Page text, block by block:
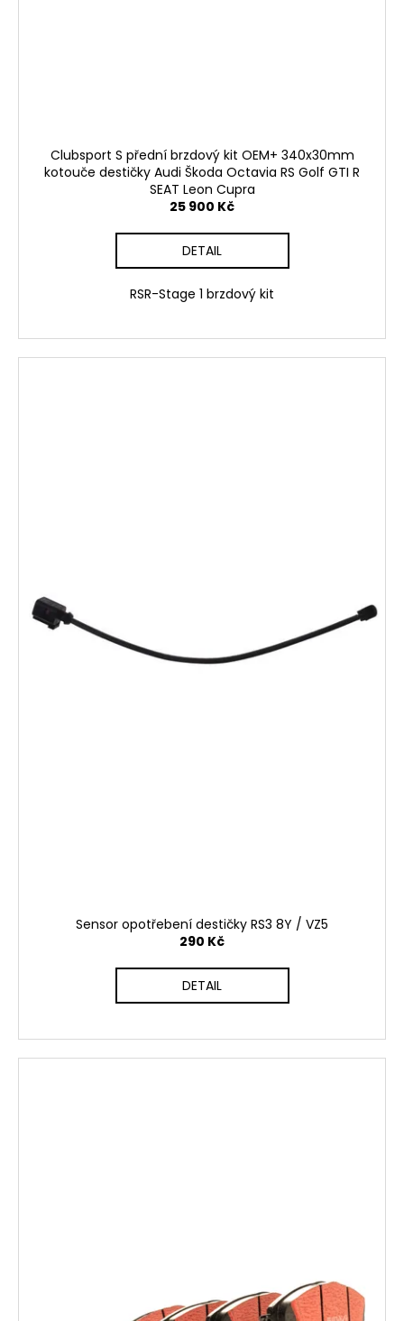
Clubsport S přední brzdový kit OEM+ 340x30mm
kotouče destičky Audi Škoda Octavia RS Golf GTI R
SEAT Leon Cupra
25 900 Kč
DETAIL
RSR-Stage 1 brzdový kit
Sensor opotřebení destičky RS3 8Y / VZ5
290 Kč
DETAIL